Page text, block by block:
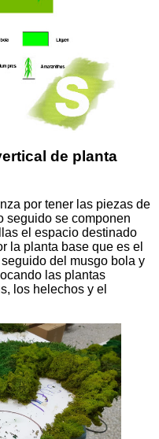
de planta
por tener las piezas de
seguido se componen
el espacio destinado
la planta base que es el
del musgo bola y
las plantas
los helechos y el